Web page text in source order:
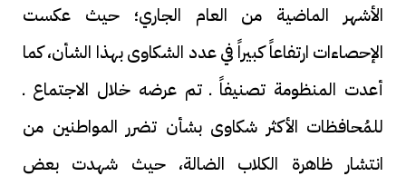
الأشهر الماضية من العام الجاري؛ حيث عكست
الإحصاءات ارتفاعاً كبيراً في عدد الشكاوى بهذا الشأن، كما
أعدت المنظومة تصنيفاً ـ تم عرضه خلال الاجتماع ـ
للمُحافظات الأكثر شكاوى بشأن تضرر المواطنين من
انتشار ظاهرة الكلاب الضالة، حيث شهدت بعض